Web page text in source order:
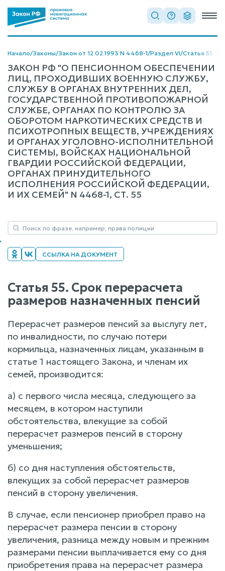
Начало/Законы/Закон от 12.02.1993 N 4468-1/Раздел VI/Статья 55
ЗАКОН РФ "О ПЕНСИОННОМ ОБЕСПЕЧЕНИИ
ЛИЦ, ПРОХОДИВШИХ ВОЕННУЮ СЛУЖБУ,
СЛУЖБУ В ОРГАНАХ ВНУТРЕННИХ ДЕЛ,
ГОСУДАРСТВЕННОЙ ПРОТИВОПОЖАРНОЙ
СЛУЖБЕ, ОРГАНАХ ПО КОНТРОЛЮ ЗА
ОБОРОТОМ НАРКОТИЧЕСКИХ СРЕДСТВ И
ПСИХОТРОПНЫХ ВЕЩЕСТВ, УЧРЕЖДЕНИЯХ
И ОРГАНАХ УГОЛОВНО-ИСПОЛНИТЕЛЬНОЙ
СИСТЕМЫ, ВОЙСКАХ НАЦИОНАЛЬНОЙ
ГВАРДИИ РОССИЙСКОЙ ФЕДЕРАЦИИ,
ОРГАНАХ ПРИНУДИТЕЛЬНОГО
ИСПОЛНЕНИЯ РОССИЙСКОЙ ФЕДЕРАЦИИ,
И ИХ СЕМЕЙ" N 4468-1, СТ. 55
ССЫЛКА НА ДОКУМЕНТ
Статья 55. Срок перерасчета
размеров назначенных пенсий
Перерасчет размеров пенсий за выслугу лет,
по инвалидности, по случаю потери
кормильца, назначенных лицам, указанным в
статье 1 настоящего Закона, и членам их
семей, производится:
а) с первого числа месяца, следующего за
месяцем, в котором наступили
обстоятельства, влекущие за собой
перерасчет размеров пенсий в сторону
уменьшения;
б) со дня наступления обстоятельств,
влекущих за собой перерасчет размеров
пенсий в сторону увеличения.
В случае, если пенсионер приобрел право на
перерасчет размера пенсии в сторону
увеличения, разница между новым и прежним
размерами пенсии выплачивается ему со дня
приобретения права на перерасчет размера